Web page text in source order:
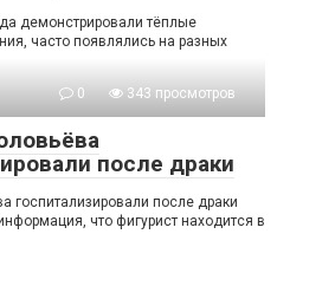
демонстрировали тёплые
часто появлялись на разных
0 343 просмотров
после драки
госпитализировали после драки
что фигурист находится в